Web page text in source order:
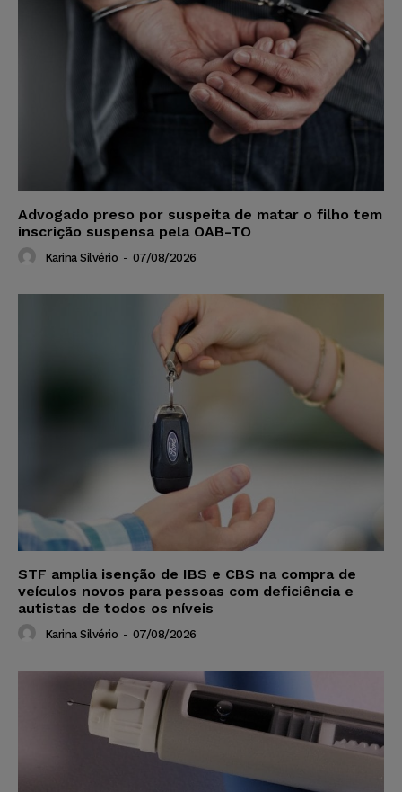
Advogado preso por suspeita de matar o filho tem
inscrição suspensa pela OAB-TO
Karina Silvério - 07/08/2026
STF amplia isenção de IBS e CBS na compra de
veículos novos para pessoas com deficiência e
autistas de todos os níveis
Karina Silvério - 07/08/2026